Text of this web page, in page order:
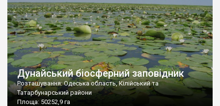
Дунайський біосферний заповідник
Розташування: Одеська область, Кілійський та
Татарбунарський райони
Площа: 50252,9 га